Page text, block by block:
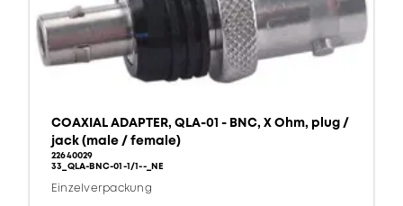
COAXIAL ADAPTER, QLA-01 - BNC, X Ohm, plug /
jack (male / female)
22640029
33_QLA-BNC-01-1/1--_NE
Einzelverpackung